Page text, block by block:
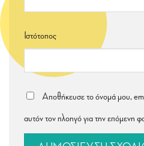
Ιστότοπος
Αποθήκευσε το όνομά μου,
αυτόν τον πλοηγό για την επόμενη